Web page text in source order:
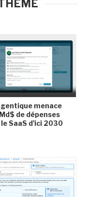
menace
de dépenses
le SaaS d'ici 2030